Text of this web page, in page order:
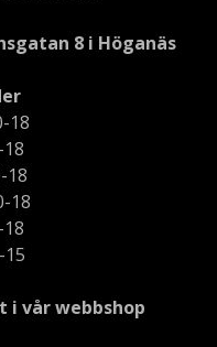
8 i Höganäs
18
18
18
i vår webbshop